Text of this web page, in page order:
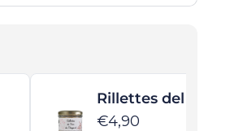
Rillettes del
€4,90